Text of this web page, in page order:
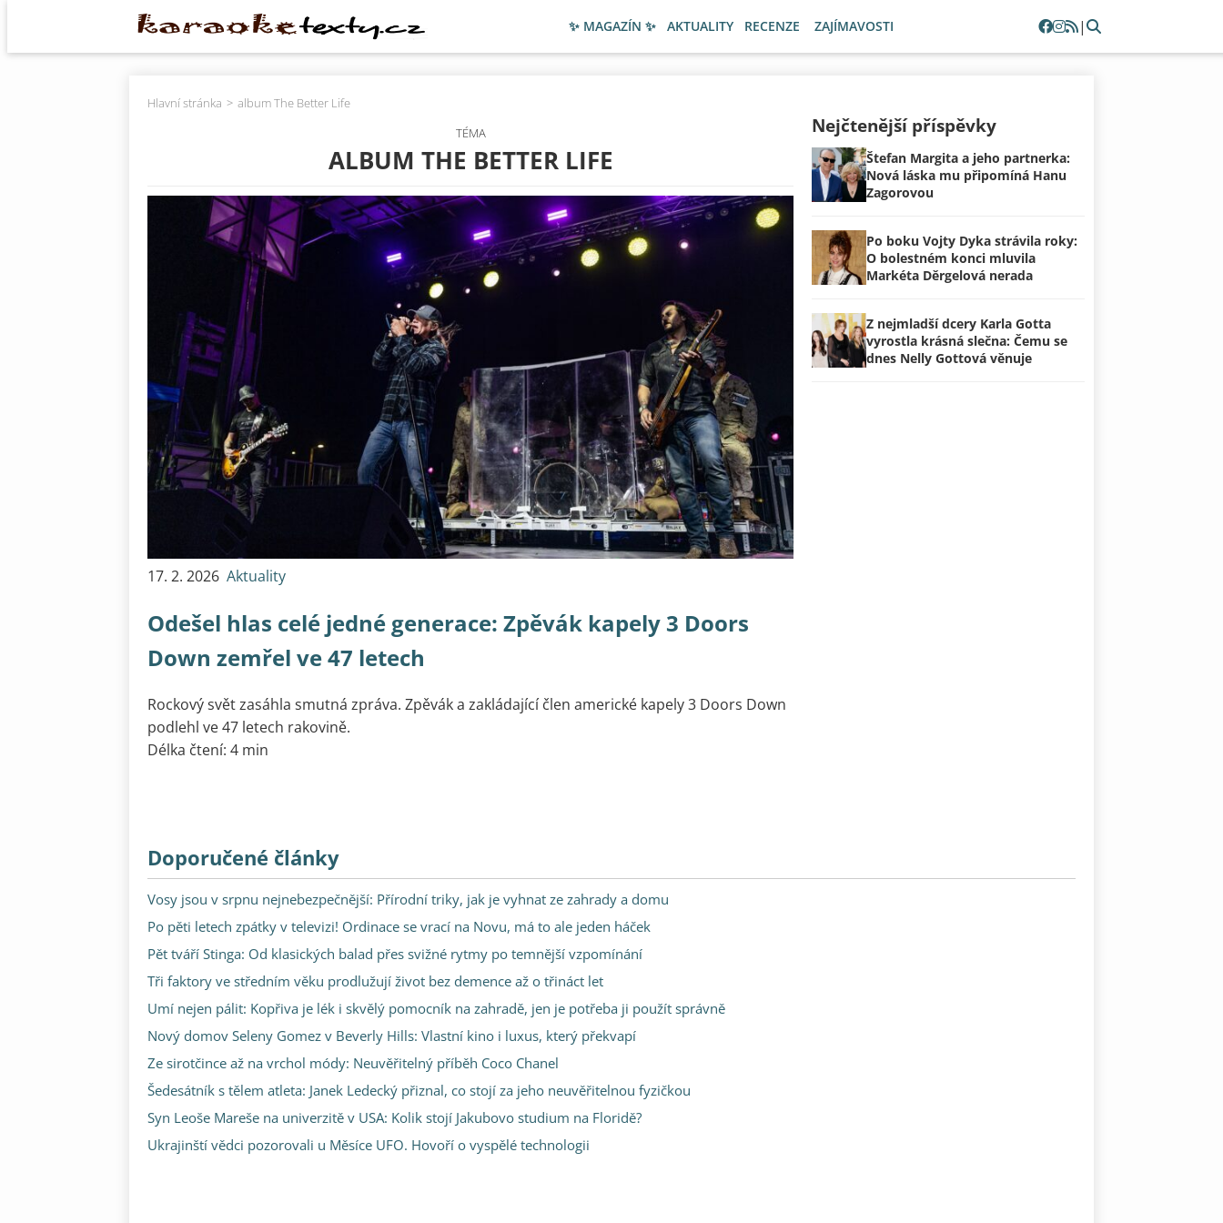
✨ MAGAZÍN ✨ AKTUALITY RECENZE ZAJÍMAVOSTI |
Hlavní stránka
album The Better Life
TÉMA
ALBUM THE BETTER LIFE
17. 2. 2026 Aktuality
Odešel hlas celé jedné generace: Zpěvák kapely 3 Doors
Down zemřel ve 47 letech
Rockový svět zasáhla smutná zpráva. Zpěvák a zakládající člen americké kapely 3 Doors Down
podlehl ve 47 letech rakovině.
Délka čtení: 4 min
Nejčtenější příspěvky
Štefan Margita a jeho partnerka:
Nová láska mu připomíná Hanu
Zagorovou
Po boku Vojty Dyka strávila roky:
O bolestném konci mluvila
Markéta Děrgelová nerada
Z nejmladší dcery Karla Gotta
vyrostla krásná slečna: Čemu se
dnes Nelly Gottová věnuje
Doporučené články
Vosy jsou v srpnu nejnebezpečnější: Přírodní triky, jak je vyhnat ze zahrady a domu
Po pěti letech zpátky v televizi! Ordinace se vrací na Novu, má to ale jeden háček
Pět tváří Stinga: Od klasických balad přes svižné rytmy po temnější vzpomínání
Tři faktory ve středním věku prodlužují život bez demence až o třináct let
Umí nejen pálit: Kopřiva je lék i skvělý pomocník na zahradě, jen je potřeba ji použít správně
Nový domov Seleny Gomez v Beverly Hills: Vlastní kino i luxus, který překvapí
Ze sirotčince až na vrchol módy: Neuvěřitelný příběh Coco Chanel
Šedesátník s tělem atleta: Janek Ledecký přiznal, co stojí za jeho neuvěřitelnou fyzičkou
Syn Leoše Mareše na univerzitě v USA: Kolik stojí Jakubovo studium na Floridě?
Ukrajinští vědci pozorovali u Měsíce UFO. Hovoří o vyspělé technologii